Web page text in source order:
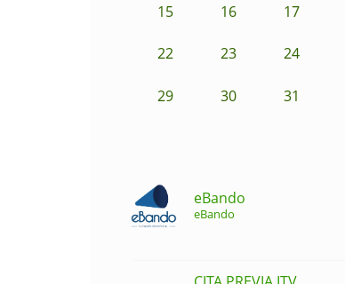
15 16 17
22 23 24
29 30 31
eBando
eBando